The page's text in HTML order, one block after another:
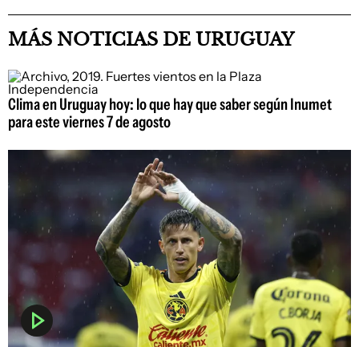
MÁS NOTICIAS DE URUGUAY
Clima en Uruguay hoy: lo que hay que saber según Inumet
para este viernes 7 de agosto